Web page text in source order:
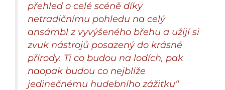
přehled o celé scéně díky
netradičnímu pohledu na celý
ansámbl z vyvýšeného břehu a užijí si
zvuk nástrojů posazený do krásné
přírody. Ti co budou na lodích, pak
naopak budou co nejblíže
jedinečnému hudebního zážitku“